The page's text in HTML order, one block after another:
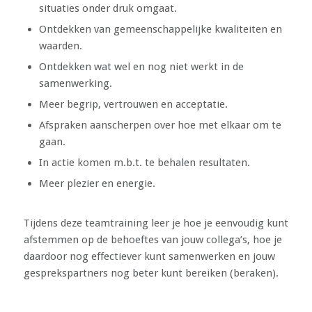
situaties onder druk omgaat.
Ontdekken van gemeenschappelijke kwaliteiten en
waarden.
Ontdekken wat wel en nog niet werkt in de
samenwerking.
Meer begrip, vertrouwen en acceptatie.
Afspraken aanscherpen over hoe met elkaar om te
gaan.
In actie komen m.b.t. te behalen resultaten.
Meer plezier en energie.
Tijdens deze teamtraining leer je hoe je eenvoudig kunt
afstemmen op de behoeftes van jouw collega’s, hoe je
daardoor nog effectiever kunt samenwerken en jouw
gesprekspartners nog beter kunt bereiken (beraken).